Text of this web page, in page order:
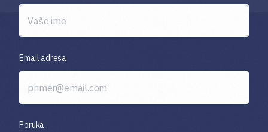
Email adresa
Poruka